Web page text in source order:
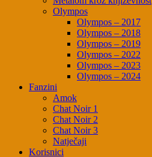
Olympos
Olympos – 2017
Olympos – 2018
Olympos – 2019
Olympos – 2022
Olympos – 2023
Olympos – 2024
Fanzini
Amok
Chat Noir 1
Chat Noir 2
Chat Noir 3
Natječaji
Korisnici